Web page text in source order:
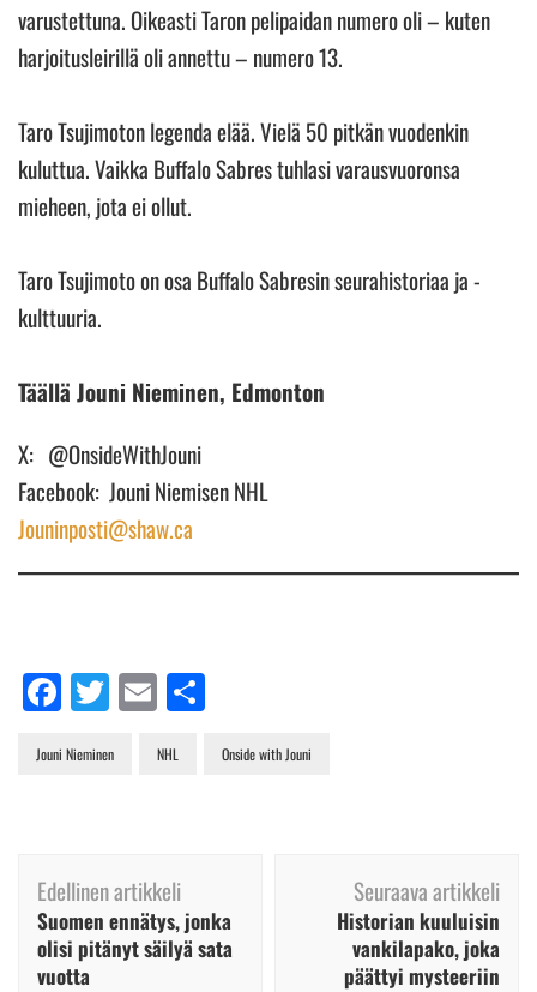
varustettuna. Oikeasti Taron pelipaidan numero oli – kuten
harjoitusleirillä oli annettu – numero 13.
Taro Tsujimoton legenda elää. Vielä 50 pitkän vuodenkin
kuluttua. Vaikka Buffalo Sabres tuhlasi varausvuoronsa
mieheen, jota ei ollut.
Taro Tsujimoto on osa Buffalo Sabresin seurahistoriaa ja -
kulttuuria.
Täällä Jouni Nieminen, Edmonton
X: @OnsideWithJouni
Facebook: Jouni Niemisen NHL
Jouninposti@shaw.ca
Facebook
Twitter
Email
Jouni Nieminen NHL Onside with Jouni
Artikkelien
selaus
Edellinen artikkeli
Suomen ennätys, jonka
olisi pitänyt säilyä sata
vuotta
Seuraava artikkeli
Historian kuuluisin
vankilapako, joka
päättyi mysteeriin